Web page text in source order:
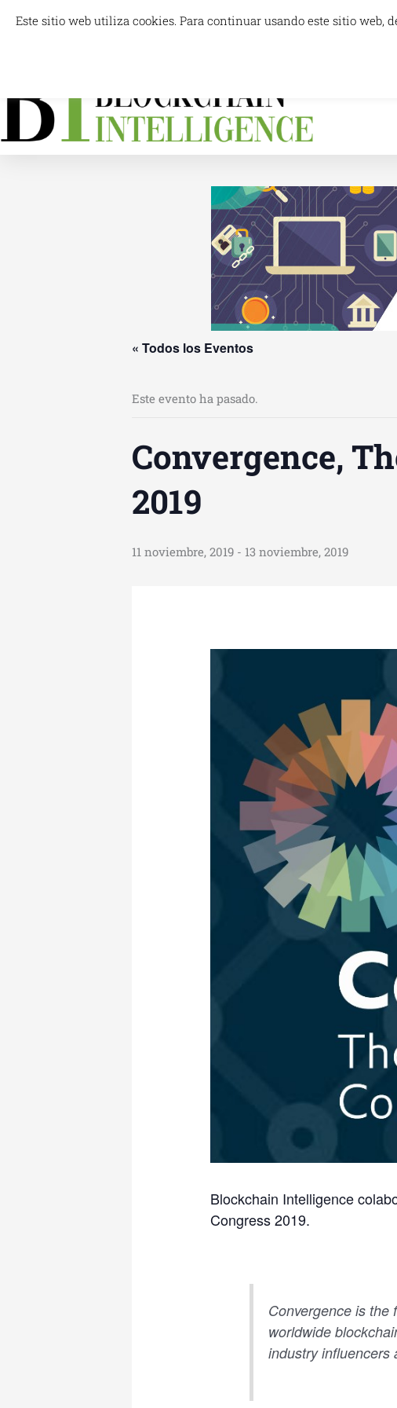
info@blockchainintelligence.es
« Todos los Eventos
Este evento ha pasado.
Convergence,
2019
11 noviembre, 2019 - 13 noviembre, 2019
Blockchain Intelligence
Congress 2019.
Convergence is the
worldwide
industry influencers
Este sitio web utiliza cookies. Para continuar usando este sitio web,